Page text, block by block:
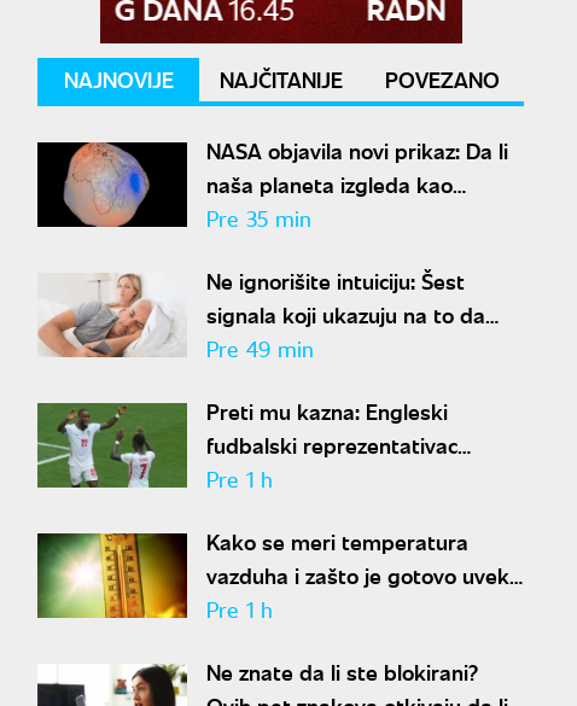
NAJNOVIJE NAJČITANIJE POVEZANO
NASA objavila novi prikaz: Da li
naša planeta izgleda kao
krompir ili kao plavi kliker?
Pre 35 min
Ne ignorišite intuiciju: Šest
signala koji ukazuju na to da
partner krije aferu
Pre 49 min
Preti mu kazna: Engleski
fudbalski reprezentativac
optužen za napad u noćnom
Pre 1 h
Kako se meri temperatura
vazduha i zašto je gotovo uvek
niža od one koju pokazuju naši
Pre 1 h
Ne znate da li ste blokirani?